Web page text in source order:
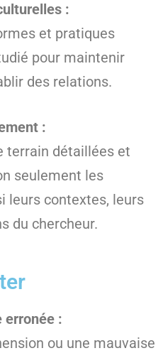
:
et pratiques
pour maintenir
des relations.
:
terrain détaillées et
seulement les
leurs contextes, leurs
du chercheur.
:
ou une mauvaise